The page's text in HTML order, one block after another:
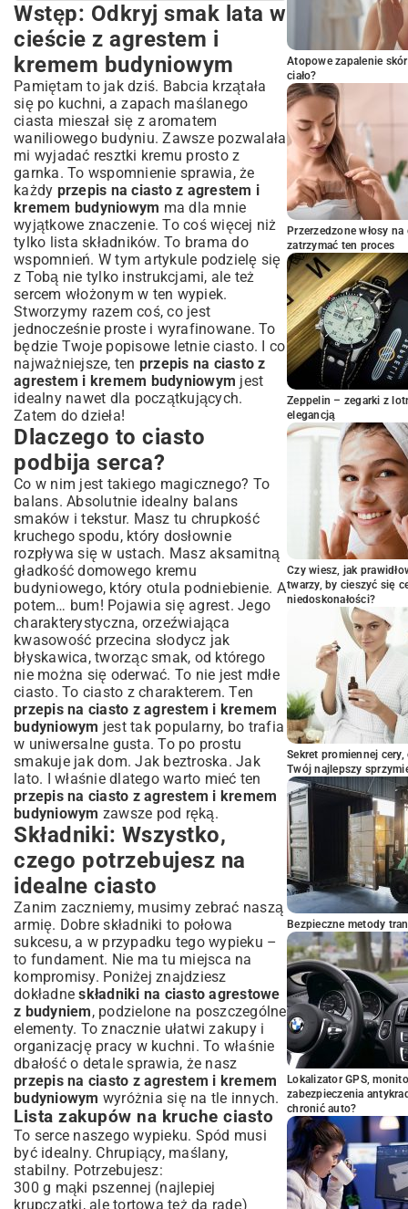
Wstęp: Odkryj smak lata w cieście z
agrestem i kremem budyniowym
Dlaczego to ciasto podbija serca?
Składniki: Wszystko, czego potrzebujesz
na idealne ciasto
Lista zakupów na kruche ciasto
Niezbędne produkty do kremu
budyniowego
Agrest: Wybór i przygotowanie owoców
Przygotowanie krok po kroku: Od kuchni
do stołu
Jak perfekcyjnie zagnieść kruche ciasto?
Tajemnica gładkiego kremu budyniowego
Sekrety warstwy agrestowej
Łączenie smaków: Montaż i pieczenie
Idealny czas i temperatura pieczenia
Chłodzenie i dekorowanie
Wariacje i porady: Twój agrestowy deser
na wiele sposobów
Inne owoce zamiast agrestu: Inspiracje
Wzbogacenie smaku: Dodatki i posypki
Wersja bezglutenowa lub wegańska
Najczęściej zadawane pytania o ciasto z
agrestem i budyniem
Jak długo przechowywać ciasto?
Czy można zamrozić ciasto z kremem
budyniowym?
Jak uniknąć zakalca w kruchym cieście?
Podsumowanie: Delektuj się smakiem
domowego ciasta agrestowego
Wstęp: Odkryj smak lata w
cieście z agrestem i
kremem budyniowym
Pamiętam to jak dziś. Babcia krzątała
się po kuchni, a zapach maślanego
ciasta mieszał się z aromatem
waniliowego budyniu. Zawsze pozwalała
mi wyjadać resztki kremu prosto z
garnka. To wspomnienie sprawia, że
każdy przepis na ciasto z agrestem i
kremem budyniowym ma dla mnie
wyjątkowe znaczenie. To coś więcej niż
tylko lista składników. To brama do
wspomnień. W tym artykule podzielę się
z Tobą nie tylko instrukcjami, ale też
sercem włożonym w ten wypiek.
Stworzymy razem coś, co jest
jednocześnie proste i wyrafinowane. To
będzie Twoje popisowe letnie ciasto. I co
najważniejsze, ten przepis na ciasto z
agrestem i kremem budyniowym jest
idealny nawet dla początkujących.
Zatem do dzieła!
Dlaczego to ciasto
podbija serca?
Co w nim jest takiego magicznego? To
balans. Absolutnie idealny balans
smaków i tekstur. Masz tu chrupkość
kruchego spodu, który dosłownie
rozpływa się w ustach. Masz aksamitną
gładkość domowego kremu
budyniowego, który otula podniebienie. A
potem… bum! Pojawia się agrest. Jego
charakterystyczna, orzeźwiająca
kwasowość przecina słodycz jak
błyskawica, tworząc smak, od którego
nie można się oderwać. To nie jest mdłe
ciasto. To ciasto z charakterem. Ten
przepis na ciasto z agrestem i kremem
budyniowym jest tak popularny, bo trafia
w uniwersalne gusta. To po prostu
smakuje jak dom. Jak beztroska. Jak
lato. I właśnie dlatego warto mieć ten
przepis na ciasto z agrestem i kremem
budyniowym zawsze pod ręką.
Składniki: Wszystko,
czego potrzebujesz na
idealne ciasto
Zanim zaczniemy, musimy zebrać naszą
armię. Dobre składniki to połowa
sukcesu, a w przypadku tego wypieku –
to fundament. Nie ma tu miejsca na
kompromisy. Poniżej znajdziesz
dokładneskładniki na ciasto agrestowe
z budyniem, podzielone na poszczególne
elementy. To znacznie ułatwi zakupy i
organizację pracy w kuchni. To właśnie
dbałość o detale sprawia, że nasz
przepis na ciasto z agrestem i kremem
budyniowym wyróżnia się na tle innych.
Lista zakupów na kruche ciasto
To serce naszego wypieku. Spód musi
być idealny. Chrupiący, maślany,
stabilny. Potrzebujesz:
300 g mąki pszennej (najlepiej
krupczatki, ale tortowa też da radę)
Atopowe zapalenie
ciało?
Przerzedzone włosy
zatrzymać ten proces
Zeppelin – zegarki z
elegancją
Czy wiesz, jak
twarzy, by cieszyć się
niedoskonałości?
Sekret promiennej
Twój najlepszy
Bezpieczne metody
Lokalizator GPS,
zabezpieczenia
chronić auto?